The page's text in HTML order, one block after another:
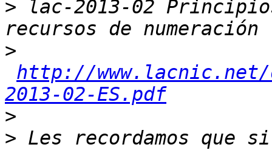
> lac-2013-02
>
http://www.lacnic.net/
2013-02-ES.pdf
>
> Les recordamos que